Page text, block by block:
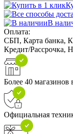
В
Оплата:
СБП, Карта банка,
Кредит/Рассрочка,
Более 40 магазинов
Официальная